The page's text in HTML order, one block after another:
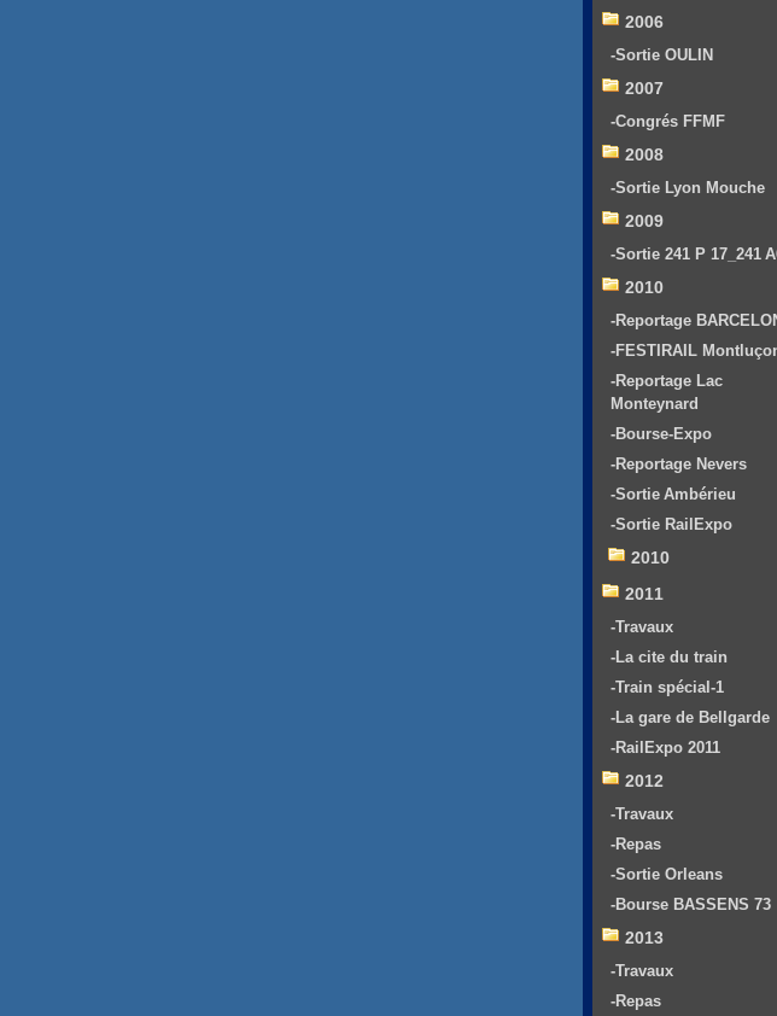
2006
-Sortie OULIN
2007
-Congrés FFMF
2008
-Sortie Lyon Mouche
2009
-Sortie 241 P 17_241
2010
-Reportage
-FESTIRAIL
-Reportage Lac
Monteynard
-Bourse-Expo
-Reportage Nevers
-Sortie Ambérieu
-Sortie RailExpo
2010
2011
-Travaux
-La cite du train
-Train spécial-1
-La gare de Bellgarde
-RailExpo 2011
2012
-Travaux
-Repas
-Sortie Orleans
-Bourse BASSENS 73
2013
-Travaux
-Repas